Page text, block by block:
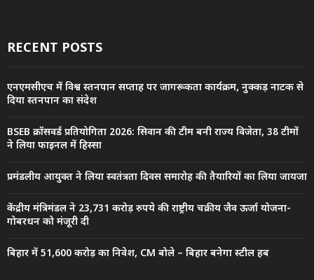
RECENT POSTS
एनएमसीएच में विश्व स्तनपान सप्ताह पर जागरूकता कार्यक्रम, नुक्कड़ नाटक से
दिया स्तनपान का संदेश
BSEB क्रॉसवर्ड प्रतियोगिता 2026: सिवान की टीम बनी राज्य विजेता, 38 टीमों
ने लिया फाइनल में हिस्सा
प्रमंडलीय आयुक्त ने लिया स्वतंत्रता दिवस समारोह की तैयारियों का लिया जायजा
केंद्रीय मंत्रिमंडल ने 23,731 करोड़ रुपये की राष्ट्रीय चक्रीय जैव ऊर्जा योजना-
गोबरधन को मंजूरी दी
बिहार में 51,600 करोड़ का निवेश, CM बोले – बिहार बनेगा स्टील हब